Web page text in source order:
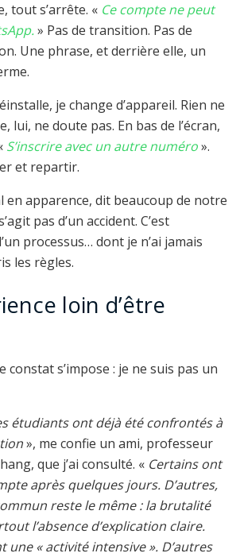
tout s’arrête. « Ce compte ne peut
» Pas de transition. Pas de
Une phrase, et derrière elle, un
je change d’appareil. Rien ne
lui, ne doute pas. En bas de l’écran,
S’inscrire avec un autre numéro».
et repartir.
en apparence, dit beaucoup de notre
pas d’un accident. C’est
processus… dont je n’ai jamais
les règles.
loin d’être
constat s’impose : je ne suis pas un
étudiants ont déjà été confrontés à
», me confie un ami, professeur
que j’ai consulté. « Certains ont
après quelques jours. D’autres,
reste le même : la brutalité
l’absence d’explication claire.
une « activité intensive ». D’autres